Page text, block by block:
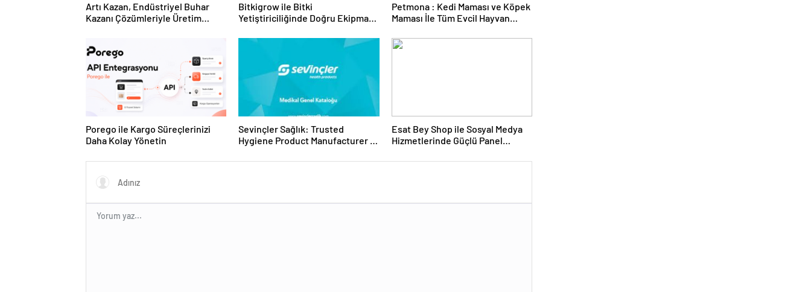
Artı Kazan, Endüstriyel Buhar
Kazanı Çözümleriyle Üretim
Bitkigrow ile Bitki
Yetiştiriciliğinde Doğru Ekipman
Petmona : Kedi Maması ve Köpek
Maması İle Tüm Evcil Hayvan
Porego ile Kargo Süreçlerinizi
Daha Kolay Yönetin
Sevinçler Sağlık: Trusted
Hygiene Product Manufacturer in
Esat Bey Shop ile Sosyal Medya
Hizmetlerinde Güçlü Panel